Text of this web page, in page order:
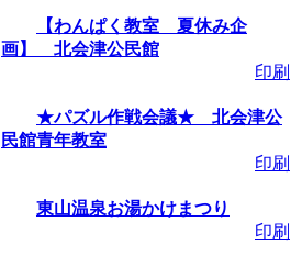
【わんぱく教室 夏休み企
画】 北会津公民館
印刷
★パズル作戦会議★ 北会津公
民館青年教室
印刷
東山温泉お湯かけまつり
印刷